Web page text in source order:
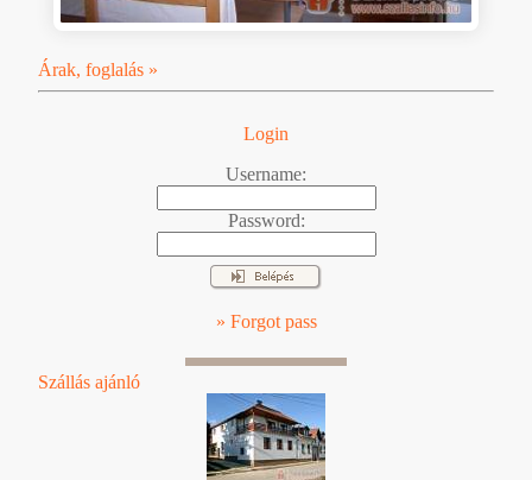
Árak, foglalás »
Login
Username:
Password:
» Forgot pass
Szállás ajánló